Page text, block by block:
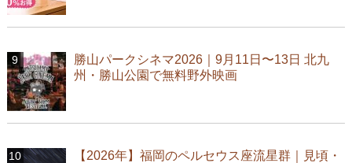
勝山パークシネマ2026｜9月11日〜13日 北九
州・勝山公園で無料野外映画
【2026年】福岡のペルセウス座流星群｜見頃・